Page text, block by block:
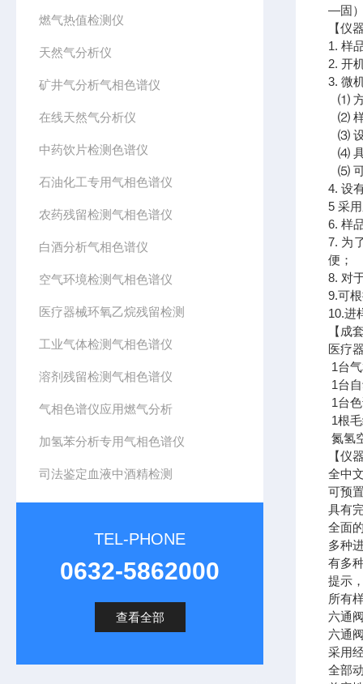
燃气热值检测仪
天然气分析仪
矿井气分析气相色谱仪
在线天然气分析仪
中药饮片检测色谱仪
石油化工专用气相色谱仪
农药残留检测气相色谱仪
白酒分析气相色谱仪
空气环境检测气相色谱仪
医疗器械环氧乙烷残留检测
工业气体检测气相色谱仪
溶剂残留检测气相色谱仪
气相色谱仪应用燃气分析
加氢苯分析专用气相色谱仪
司法鉴定血液中酒精检测
TEL-PHONE
0632-5862000
查看全部
—固）
【仪
1. 样
2. 开
3. 微
⑴ 方
⑵ 样
⑶ 设
⑷ 具
⑸ 可
4. 设
5 采
6. 样
7. 为
便；
8. 对
9.可
10.进
【成
医疗
1台
1台
1台
1根
氮氢
【仪
全中
可预
具有
全面
多种
有多
提示
所有
六通
六通
采用
全部